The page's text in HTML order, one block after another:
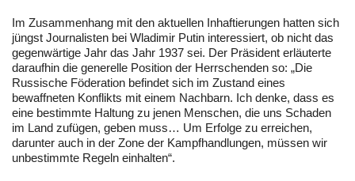
Im Zusammenhang mit den aktuellen Inhaftierungen hatten sich
jüngst Journalisten bei Wladimir Putin interessiert, ob nicht das
gegenwärtige Jahr das Jahr 1937 sei. Der Präsident erläuterte
daraufhin die generelle Position der Herrschenden so: „Die
Russische Föderation befindet sich im Zustand eines
bewaffneten Konflikts mit einem Nachbarn. Ich denke, dass es
eine bestimmte Haltung zu jenen Menschen, die uns Schaden
im Land zufügen, geben muss… Um Erfolge zu erreichen,
darunter auch in der Zone der Kampfhandlungen, müssen wir
unbestimmte Regeln einhalten“.